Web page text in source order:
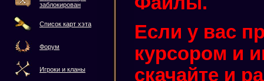
заблокирован
Список карт хэта
Форум
Игроки и кланы
Если у вас
курсором и
скачайте и